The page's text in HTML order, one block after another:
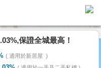
保證全城最高！
適用於新居屋